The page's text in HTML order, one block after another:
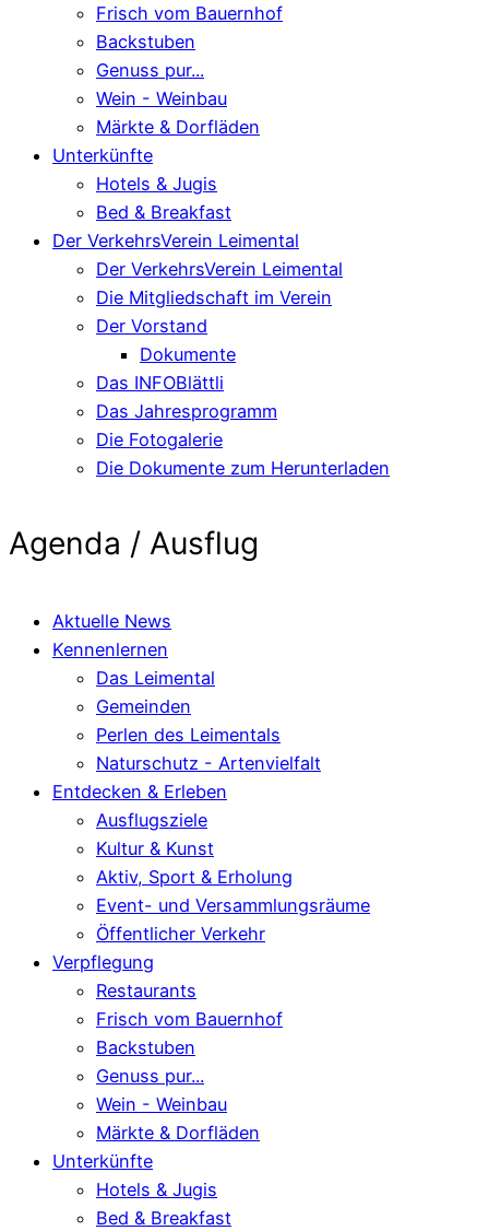
Frisch vom Bauernhof
Backstuben
Genuss pur...
Wein - Weinbau
Märkte & Dorfläden
Unterkünfte
Hotels & Jugis
Bed & Breakfast
Der VerkehrsVerein Leimental
Der VerkehrsVerein Leimental
Die Mitgliedschaft im Verein
Der Vorstand
Dokumente
Das INFOBlättli
Das Jahresprogramm
Die Fotogalerie
Die Dokumente zum Herunterladen
Agenda / Ausflug
Aktuelle News
Kennenlernen
Das Leimental
Gemeinden
Perlen des Leimentals
Naturschutz - Artenvielfalt
Entdecken & Erleben
Ausflugsziele
Kultur & Kunst
Aktiv, Sport & Erholung
Event- und Versammlungsräume
Öffentlicher Verkehr
Verpflegung
Restaurants
Frisch vom Bauernhof
Backstuben
Genuss pur...
Wein - Weinbau
Märkte & Dorfläden
Unterkünfte
Hotels & Jugis
Bed & Breakfast